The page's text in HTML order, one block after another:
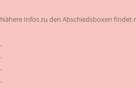
Nähere Infos zu den Abschiedsboxen
.
.
.
.